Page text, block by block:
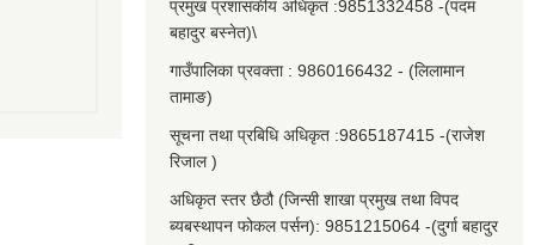
प्रमुख प्रशासकीय अधिकृत :9851332458 -(पदम
बहादुर बस्नेत)\
गाउँपालिका प्रवक्ता : 9860166432 - (लिलामान
तामाङ)
सूचना तथा प्रबिधि अधिकृत :9865187415 -(राजेश
रिजाल )
अधिकृत स्तर छैठौ (जिन्सी शाखा प्रमुख तथा विपद
ब्यबस्थापन फोकल पर्सन): 9851215064 -(दुर्गा बहादुर